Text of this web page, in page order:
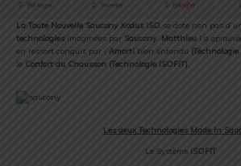
Partager Tweeter Épingler
La Toute Nouvelle Saucony Xodus ISO se dote non pas
technologies imaginées par Saucony. Matthieu l’a
en ressort conquis par l’Amorti bien entendu (Technologie
le Confort du Chausson (Technologie ISOFIT).
Les deux Technologies Made In
Le Système ISOFIT